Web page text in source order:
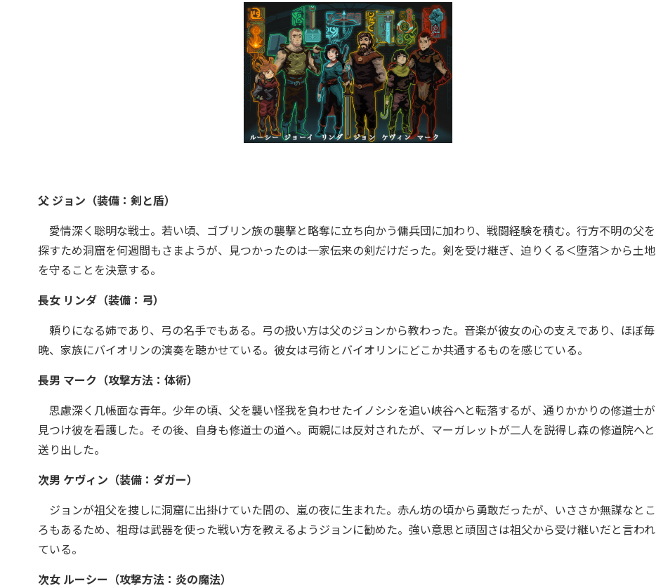
父 ジョン（装備：剣と盾）
愛情深く聡明な戦士。若い頃、ゴブリン族の襲撃と略奪に立ち向かう傭兵団に加わり、戦闘経験を積む。行方不明の父を
探すため洞窟を何週間もさまようが、見つかったのは一家伝来の剣だけだった。剣を受け継ぎ、迫りくる＜堕落＞から土地
を守ることを決意する。
長女 リンダ（装備：弓）
頼りになる姉であり、弓の名手でもある。弓の扱い方は父のジョンから教わった。音楽が彼女の心の支えであり、ほぼ毎
晩、家族にバイオリンの演奏を聴かせている。彼女は弓術とバイオリンにどこか共通するものを感じている。
長男 マーク（攻撃方法：体術）
思慮深く几帳面な青年。少年の頃、父を襲い怪我を負わせたイノシシを追い峡谷へと転落するが、通りかかりの修道士が
見つけ彼を看護した。その後、自身も修道士の道へ。両親には反対されたが、マーガレットが二人を説得し森の修道院へと
送り出した。
次男 ケヴィン（装備：ダガー）
ジョンが祖父を捜しに洞窟に出掛けていた間の、嵐の夜に生まれた。赤ん坊の頃から勇敢だったが、いささか無謀なとこ
ろもあるため、祖母は武器を使った戦い方を教えるようジョンに勧めた。強い意思と頑固さは祖父から受け継いだと言われ
ている。
次女 ルーシー（攻撃方法：炎の魔法）